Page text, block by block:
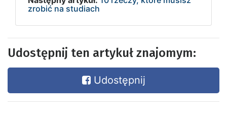
zrobić na studiach
Udostępnij ten artykuł znajomym:
Udostępnij